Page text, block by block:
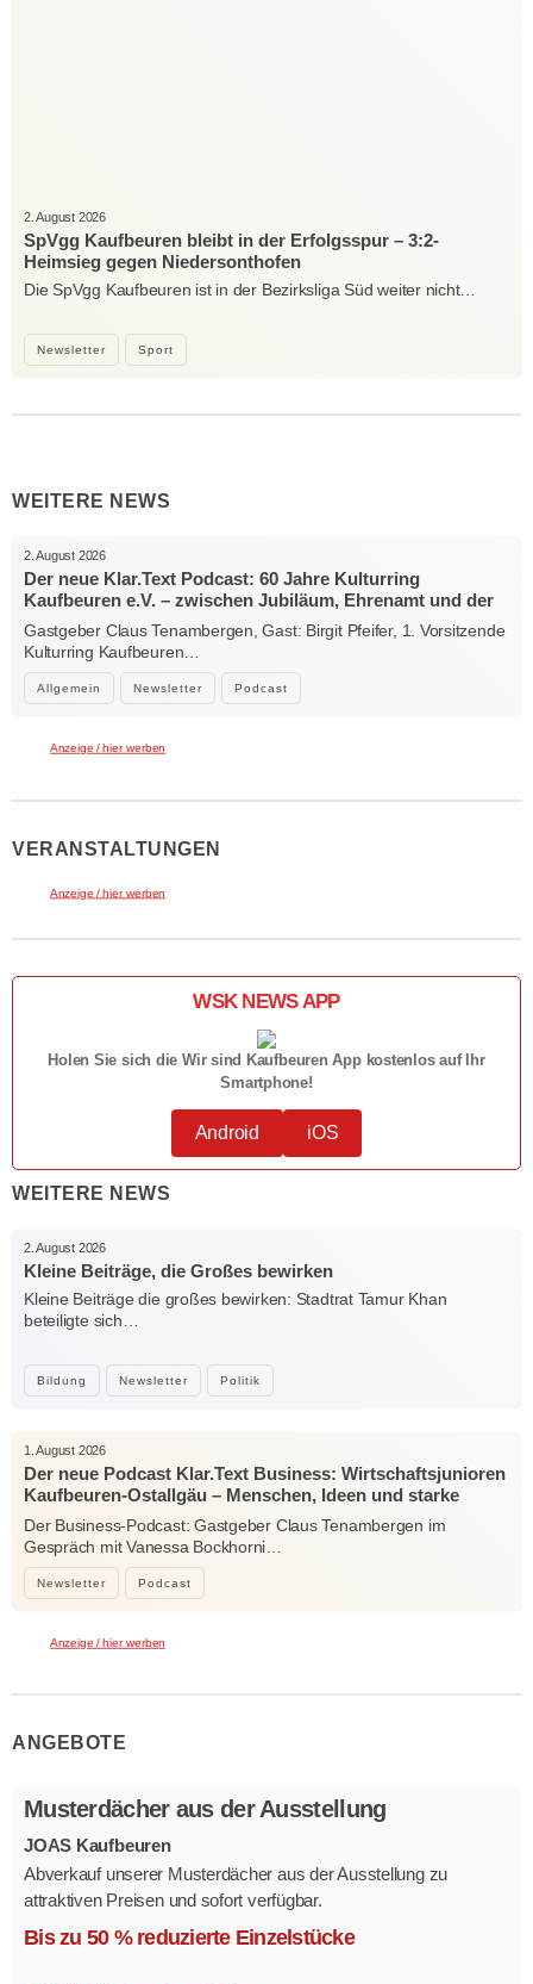
Newsletter Sport
2. August 2026
SpVgg Kaufbeuren bleibt in der Erfolgsspur – 3:2-
Heimsieg gegen Niedersonthofen
Die SpVgg Kaufbeuren ist in der Bezirksliga Süd weiter nicht…
WEITERE NEWS
Allgemein Newsletter Podcast
2. August 2026
Der neue Klar.Text Podcast: 60 Jahre Kulturring
Kaufbeuren e.V. – zwischen Jubiläum, Ehrenamt und der
Kraft der Kultur
Gastgeber Claus Tenambergen, Gast: Birgit Pfeifer, 1. Vorsitzende
Kulturring Kaufbeuren…
Anzeige / hier werben
VERANSTALTUNGEN
Anzeige / hier werben
WSK NEWS APP
Holen Sie sich die Wir sind Kaufbeuren App kostenlos auf Ihr
Smartphone!
Android iOS
WEITERE NEWS
Bildung Newsletter Politik
2. August 2026
Kleine Beiträge, die Großes bewirken
Kleine Beiträge die großes bewirken: Stadtrat Tamur Khan
beteiligte sich…
Newsletter Podcast
1. August 2026
Der neue Podcast Klar.Text Business: Wirtschaftsjunioren
Kaufbeuren-Ostallgäu – Menschen, Ideen und starke
Verbindungen
Der Business-Podcast: Gastgeber Claus Tenambergen im
Gespräch mit Vanessa Bockhorni…
Anzeige / hier werben
ANGEBOTE
Musterdächer aus der Ausstellung
JOAS Kaufbeuren
Abverkauf unserer Musterdächer aus der Ausstellung zu
attraktiven Preisen und sofort verfügbar.
Mehrere Modelle in verschiedenen Ausführungen.
Bis zu 50 % reduzierte Einzelstücke